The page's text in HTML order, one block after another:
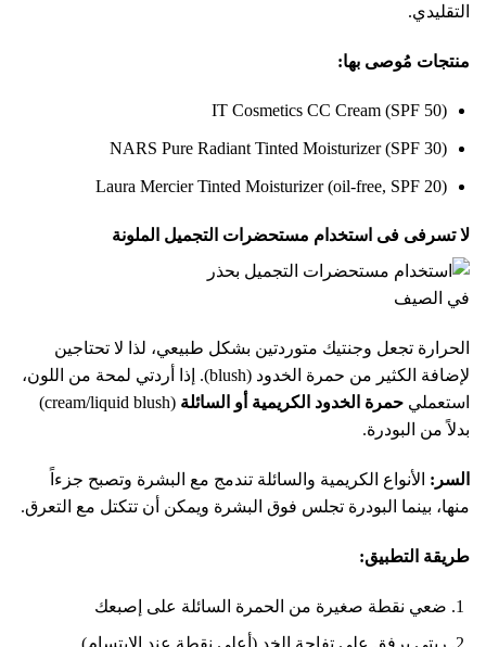
التقليدي.
منتجات مُوصى بها:
IT Cosmetics CC Cream (SPF 50)
NARS Pure Radiant Tinted Moisturizer (SPF 30)
Laura Mercier Tinted Moisturizer (oil-free, SPF 20)
لا تسرفى فى استخدام مستحضرات التجميل الملونة
الحرارة تجعل وجنتيك متوردتين بشكل طبيعي، لذا لا تحتاجين
لإضافة الكثير من حمرة الخدود (blush). إذا أردتي لمحة من اللون،
استعملي حمرة الخدود الكريمية أو السائلة
(cream/liquid blush)
بدلاً من البودرة.
السر: الأنواع الكريمية والسائلة تندمج مع البشرة وتصبح جزءاً
منها، بينما البودرة تجلس فوق البشرة ويمكن أن تتكتل مع التعرق.
طريقة التطبيق:
ضعي نقطة صغيرة من الحمرة السائلة على إصبعك